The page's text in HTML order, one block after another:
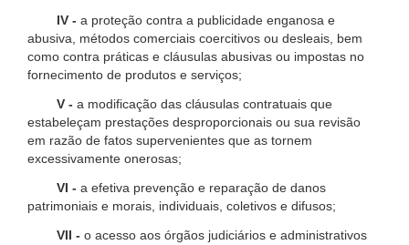
IV - a proteção contra a publicidade enganosa e
abusiva, métodos comerciais coercitivos ou desleais, bem
como contra práticas e cláusulas abusivas ou impostas no
fornecimento de produtos e serviços;
V - a modificação das cláusulas contratuais que
estabeleçam prestações desproporcionais ou sua revisão
em razão de fatos supervenientes que as tornem
excessivamente onerosas;
VI - a efetiva prevenção e reparação de danos
patrimoniais e morais, individuais, coletivos e difusos;
VII - o acesso aos órgãos judiciários e administrativos